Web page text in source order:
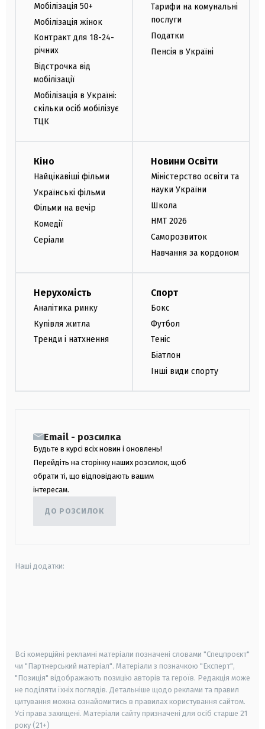
Мобілізація 50+
Мобілізація жінок
Контракт для 18-24-
річних
Відстрочка від
мобілізації
Мобілізація в Україні:
скільки осіб мобілізує
ТЦК
Тарифи на комунальні
послуги
Податки
Пенсія в Україні
Кіно
Найцікавіші фільми
Українські фільми
Фільми на вечір
Комедії
Серіали
Новини Освіти
Міністерство освіти та
науки України
Школа
НМТ 2026
Саморозвиток
Навчання за кордоном
Нерухомість
Аналітика ринку
Купівля житла
Тренди і натхнення
Спорт
Бокс
Футбол
Теніс
Біатлон
Інші види спорту
Email - розсилка
Будьте в курсі всіх новин і оновлень!
Перейдіть на сторінку наших розсилок, щоб
обрати ті, що відповідають вашим
інтересам.
ДО РОЗСИЛОК
Наші додатки:
Всі комерційні рекламні матеріали позначені словами "Спецпроєкт"
чи "Партнерський матеріал". Матеріали з позначкою "Експерт",
"Позиція" відображають позицію авторів та героїв. Редакція може
не поділяти їхніх поглядів. Детальніше щодо реклами та правил
цитування можна ознайомитись в правилах користування сайтом.
Усі права захищені. Матеріали сайту призначені для осіб старше 21
року (21+)